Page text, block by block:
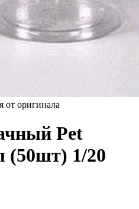
от оригинала
Pet
(50шт) 1/20